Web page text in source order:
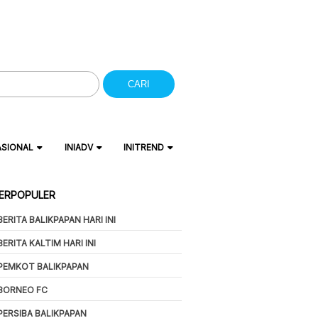
CARI
INIADV INITREND
BALIKPAPAN HARI INI
KALTIM HARI INI
BALIKPAPAN
FC
BALIKPAPAN